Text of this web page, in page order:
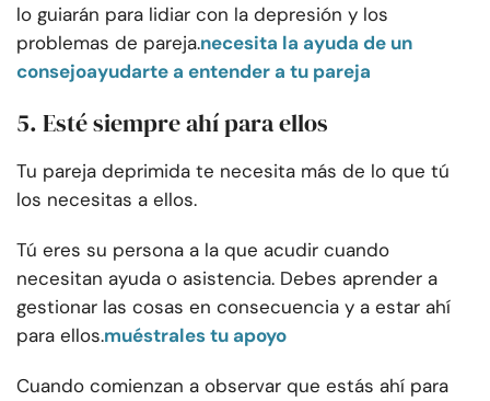
lo guiarán para lidiar con la depresión y los
problemas de pareja.necesita la ayuda de un
consejoayudarte a entender a tu pareja
5. Esté siempre ahí para ellos
Tu pareja deprimida te necesita más de lo que tú
los necesitas a ellos.
Tú eres su persona a la que acudir cuando
necesitan ayuda o asistencia. Debes aprender a
gestionar las cosas en consecuencia y a estar ahí
para ellos.muéstrales tu apoyo
Cuando comienzan a observar que estás ahí para